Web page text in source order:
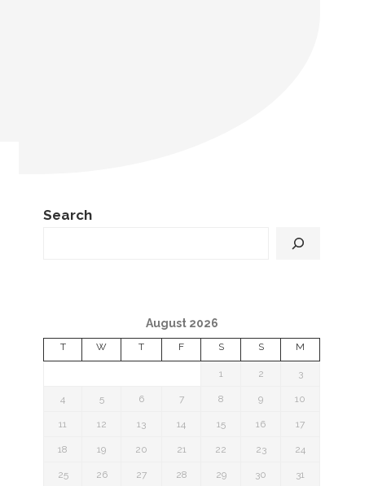
Search
August 2026
T W T F S S M
1 2 3
4 5 6 7 8 9 10
11 12 13 14 15 16 17
18 19 20 21 22 23 24
25 26 27 28 29 30 31